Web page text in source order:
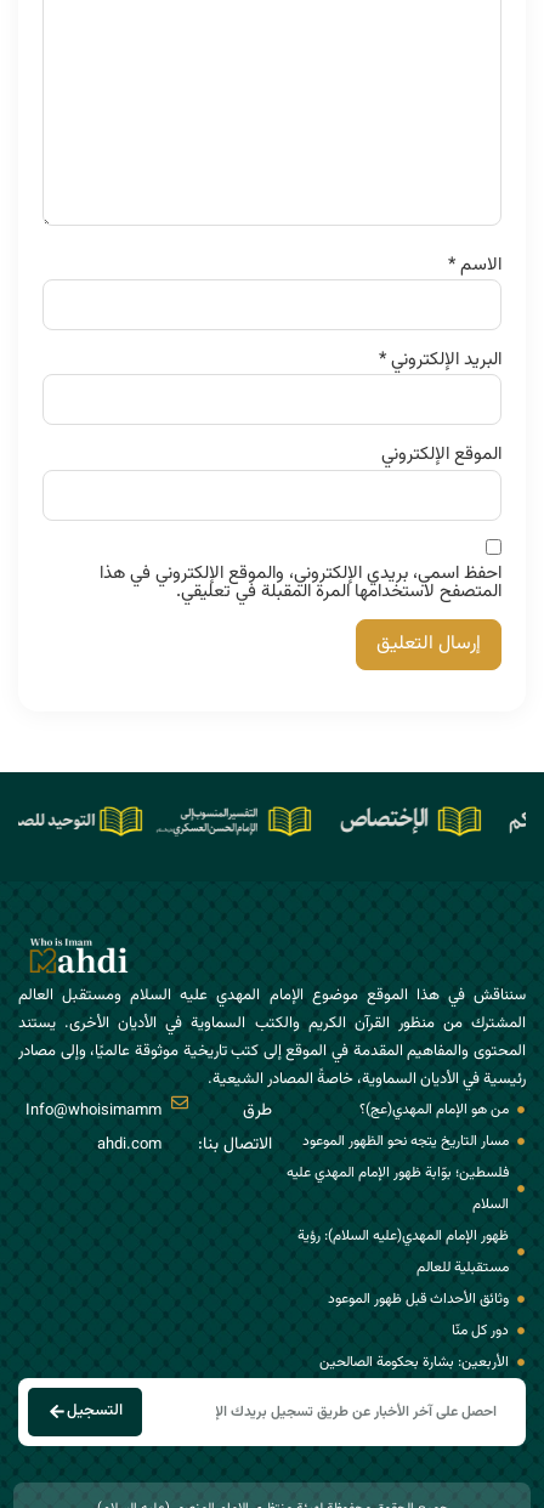
الاسم*
البريد الإلكتروني*
الموقع الإلكتروني
احفظ اسمي، بريدي الإلكتروني، والموقع الإلكتروني في هذا
المتصفح لاستخدامها المرة المقبلة في تعليقي.
سنناقش في هذا الموقع موضوع الإمام المهدي عليه السلام ومستقبل العالم
المشترك من منظور القرآن الكريم والكتب السماوية في الأديان الأخرى. يستند
المحتوى والمفاهيم المقدمة في الموقع إلى كتب تاريخية موثوقة عالميًا، وإلى مصادر
رئيسية في الأديان السماوية، خاصةً المصادر الشيعية.
من هو الإمام المهدي(عج)؟
مسار التاريخ يتجه نحو الظهور الموعود
فلسطين؛ بوّابة ظهور الإمام المهدي عليه
السلام
ظهور الإمام المهدي(عليه السلام): رؤية
مستقبلية للعالم
وثائق الأحداث قبل ظهور الموعود
دور كل منّا
الأربعين: بشارة بحكومة الصالحين
طرق
الاتصال بنا:
Info@whoisimamm
ahdi.com
التسجیل